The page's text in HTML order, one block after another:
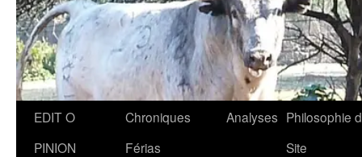
Aller
EDIT O
PINION
Chroniques
Férias
Analyses Philosophie
Site